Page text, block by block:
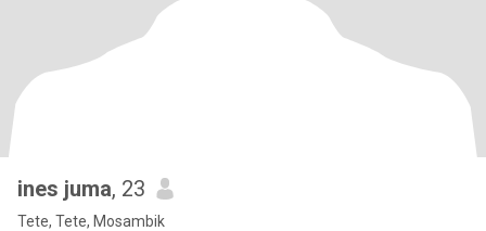
ines juma, 23
Tete, Tete, Mosambik